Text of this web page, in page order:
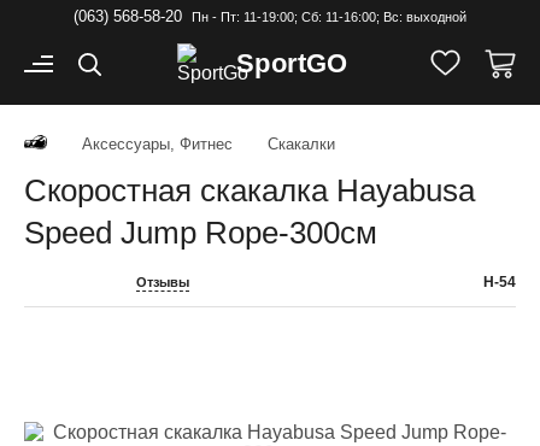
(063) 568-58-20 Пн - Пт: 11-19:00; Cб: 11-16:00; Вс: выходной
SportGO
Аксессуары, Фитнес Скакалки
Скоростная скакалка Hayabusa
Speed Jump Rope-300см
Отзывы H-54